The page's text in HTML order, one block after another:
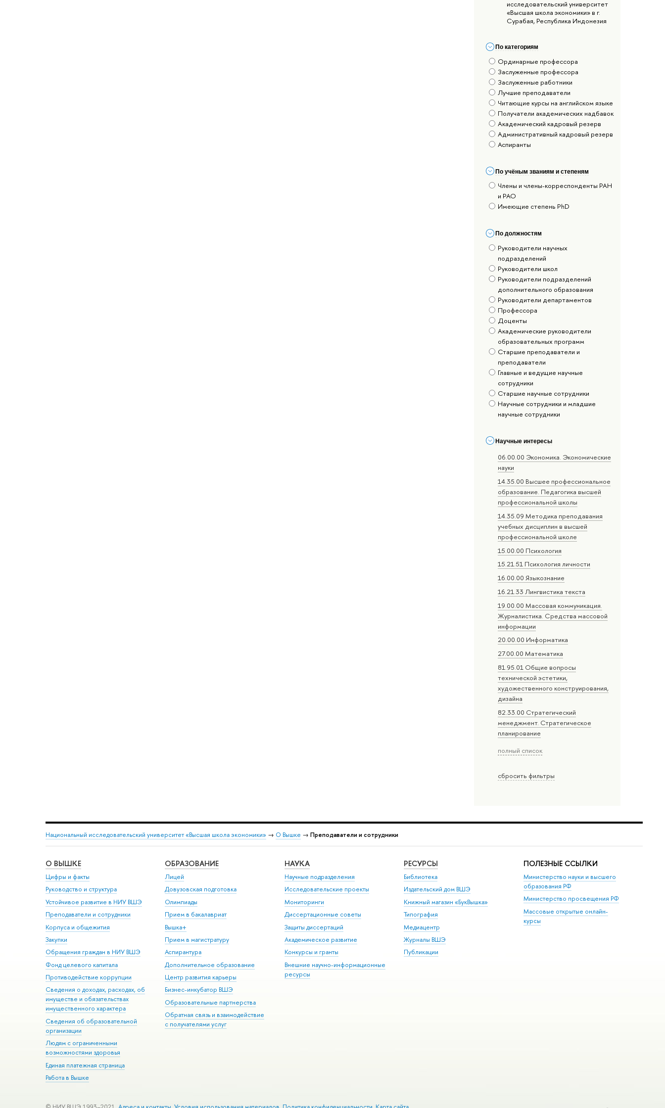
исследовательский университет
«Высшая школа экономики» в г.
Сурабая, Республика Индонезия
По категориям
Ординарные профессора
Заслуженные профессора
Заслуженные работники
Лучшие преподаватели
Читающие курсы на английском языке
Получатели академических надбавок
Академический кадровый резерв
Административный кадровый резерв
Аспиранты
По учёным званиям и степеням
Члены и члены-корреспонденты РАН
и РАО
Имеющие степень PhD
По должностям
Руководители научных
подразделений
Руководители школ
Руководители подразделений
дополнительного образования
Руководители департаментов
Профессора
Доценты
Академические руководители
образовательных программ
Старшие преподаватели и
преподаватели
Главные и ведущие научные
сотрудники
Старшие научные сотрудники
Научные сотрудники и младшие
научные сотрудники
Научные интересы
06.00.00 Экономика. Экономические
науки
14.35.00 Высшее профессиональное
образование. Педагогика высшей
профессиональной школы
14.35.09 Методика преподавания
учебных дисциплин в высшей
профессиональной школе
15.00.00 Психология
15.21.51 Психология личности
16.00.00 Языкознание
16.21.33 Лингвистика текста
19.00.00 Массовая коммуникация.
Журналистика. Средства массовой
информации
20.00.00 Информатика
27.00.00 Математика
81.95.01 Общие вопросы
технической эстетики,
художественного конструирования,
дизайна
82.33.00 Стратегический
менеджмент. Стратегическое
планирование
полный список
сбросить фильтры
Национальный исследовательский университет «Высшая школа экономики» → О Вышке → Преподаватели и сотрудники
О ВЫШКЕ
Цифры и факты
Руководство и структура
Устойчивое развитие в НИУ ВШЭ
Преподаватели и сотрудники
Корпуса и общежития
Закупки
Обращения граждан в НИУ ВШЭ
Фонд целевого капитала
Противодействие коррупции
Сведения о доходах, расходах, об
имуществе и обязательствах
имущественного характера
Сведения об образовательной
организации
Людям с ограниченными
возможностями здоровья
Единая платежная страница
Работа в Вышке
ОБРАЗОВАНИЕ
Лицей
Довузовская подготовка
Олимпиады
Прием в бакалавриат
Вышка+
Прием в магистратуру
Аспирантура
Дополнительное образование
Центр развития карьеры
Бизнес-инкубатор ВШЭ
Образовательные партнерства
Обратная связь и взаимодействие
с получателями услуг
НАУКА
Научные подразделения
Исследовательские проекты
Мониторинги
Диссертационные советы
Защиты диссертаций
Академическое развитие
Конкурсы и гранты
Внешние научно-информационные
ресурсы
РЕСУРСЫ
Библиотека
Издательский дом ВШЭ
Книжный магазин «БукВышка»
Типография
Медиацентр
Журналы ВШЭ
Публикации
ПОЛЕЗНЫЕ ССЫЛКИ
Министерство науки и высшего
образования РФ
Министерство просвещения РФ
Массовые открытые онлайн-
курсы